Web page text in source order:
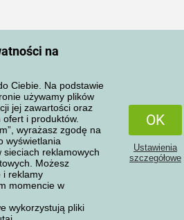
na
Ciebie. Na podstawie
używamy plików
jej zawartości oraz
i produktów.
wyrażasz zgodę na
wyświetlania
reklamowych
Możesz
i reklamy
momencie w
wykorzystują pliki
OK
Ustawienia
szczegółowe